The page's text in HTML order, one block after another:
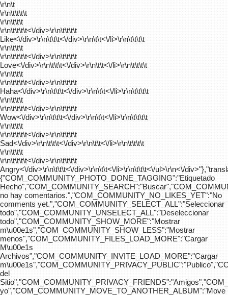
\r\n\t
\r\n\t\t\t\t
\r\n\t\t\t
\r\n\t\t\t\t<\/div>\r\n\t\t\t\t
Like<\/div>\r\n\t\t\t<\/div>\r\n\t\t<\/li>\r\n\t\t\t\t
\r\n\t\t\t
\r\n\t\t\t\t<\/div>\r\n\t\t\t\t
Love<\/div>\r\n\t\t\t<\/div>\r\n\t\t<\/li>\r\n\t\t\t\t
\r\n\t\t\t
\r\n\t\t\t\t<\/div>\r\n\t\t\t\t
Haha<\/div>\r\n\t\t\t<\/div>\r\n\t\t<\/li>\r\n\t\t\t\t
\r\n\t\t\t
\r\n\t\t\t\t<\/div>\r\n\t\t\t\t
Wow<\/div>\r\n\t\t\t<\/div>\r\n\t\t<\/li>\r\n\t\t\t\t
\r\n\t\t\t
\r\n\t\t\t\t<\/div>\r\n\t\t\t\t
Sad<\/div>\r\n\t\t\t<\/div>\r\n\t\t<\/li>\r\n\t\t\t\t
\r\n\t\t\t
\r\n\t\t\t\t<\/div>\r\n\t\t\t\t
Angry<\/div>\r\n\t\t\t<\/div>\r\n\t\t<\/li>\r\n\t\t\t<\/ul>\r\n<\/
{"COM_COMMUNITY_PHOTO_DONE_TAGGING":"Etiquetado
no hay comentarios.","COM_COMMUNITY_NO_LIKES_YET":"No
comments yet.","COM_COMMUNITY_SELECT_ALL":"Seleccionar
todo","COM_COMMUNITY_UNSELECT_ALL":"Deseleccionar
todo","COM_COMMUNITY_SHOW_MORE":"Mostrar
m\u00e1s","COM_COMMUNITY_SHOW_LESS":"Mostrar
menos","COM_COMMUNITY_FILES_LOAD_MORE":"Cargar
M\u00e1s
Archivos","COM_COMMUNITY_INVITE_LOAD_MORE":"Cargar
del
yo","COM_COMMUNITY_MOVE_TO_ANOTHER_ALBUM":"Move